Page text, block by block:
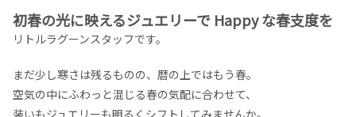
初春の光に映えるジュエリーで Happy な春支度を
リトルラグーンスタッフです。
まだ少し寒さは残るものの、暦の上ではもう春。
空気の中にふわっと混じる春の気配に合わせて、
装いもジュエリーも明るくシフトしてみませんか。